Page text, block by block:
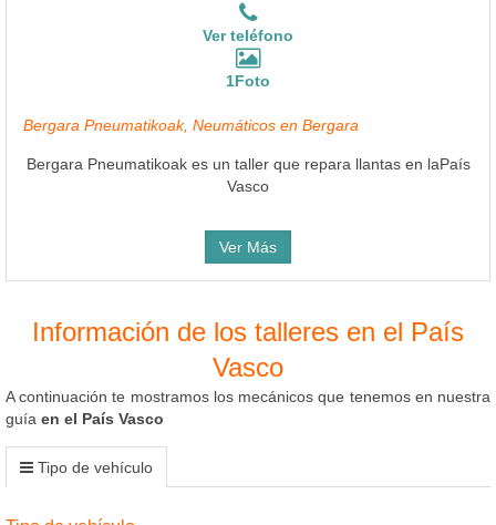
Ver teléfono
1Foto
Bergara Pneumatikoak, Neumáticos en Bergara
Bergara Pneumatikoak es un taller que repara llantas en laPaís
Vasco
Ver Más
Información de los talleres en el País
Vasco
A continuación te mostramos los mecánicos que tenemos en nuestra
guía en el País Vasco
Tipo de vehículo